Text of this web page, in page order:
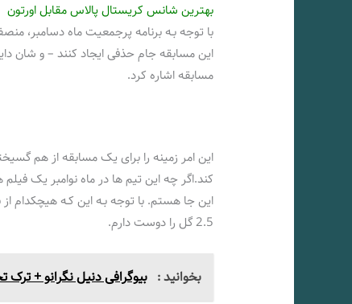
بهترین شانس کریستال پالاس مقابل اورتون
با توجه بـه برنامه پرجمعیت ماه دسامبر،
این مسابقه جام حذفی ایجاد کنند – و شان
مسابقه اشاره کرد.
این امر زمینه را برای یک مسابقه از هم
کند.اگر چه این تیم ها در ماه نوامبر یک فیلم
این جا هستم. با توجه بـه این کـه هیچکدام
2.5 گل را دوست دارم.
بخوانید : بیوگرافی دنیل نگرانو +